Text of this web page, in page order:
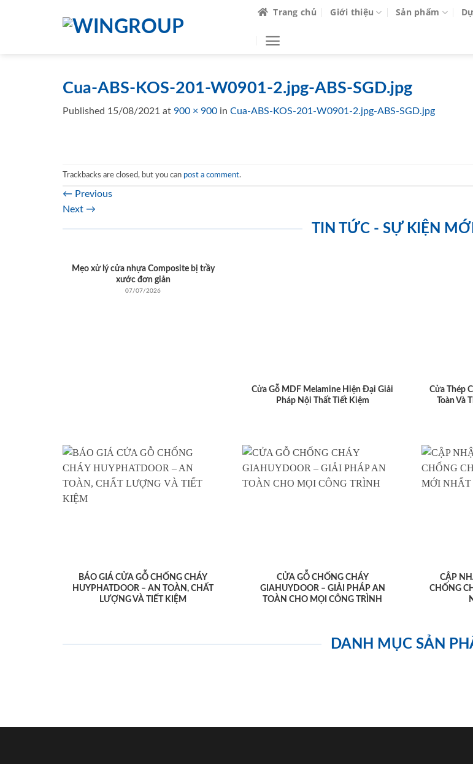
Trang chủ Giới thiệu Sản phẩm
Cua-ABS-KOS-201-W0901-2.jpg-ABS-SGD.jpg
Published 15/08/2021 at 900 × 900 in Cua-ABS-KOS-201-W0901-2.jpg-ABS-SGD.jpg
Trackbacks are closed, but you can post a comment.
← Previous
Next →
TIN TỨC - SỰ KIỆN
Mẹo xử lý cửa nhựa Composite bị trầy
xước đơn giản
07/07/2026
Cửa Gỗ MDF Melamine Hiện Đại Giải
Pháp Nội Thất Tiết Kiệm
Cửa Thép
Toàn Và
BÁO GIÁ CỬA GỖ CHỐNG CHÁY
HUYPHATDOOR – AN TOÀN, CHẤT
LƯỢNG VÀ TIẾT KIỆM
CỬA GỖ CHỐNG CHÁY
GIAHUYDOOR – GIẢI PHÁP AN
TOÀN CHO MỌI CÔNG TRÌNH
CẬP
CHỐNG
DANH MỤC SẢN